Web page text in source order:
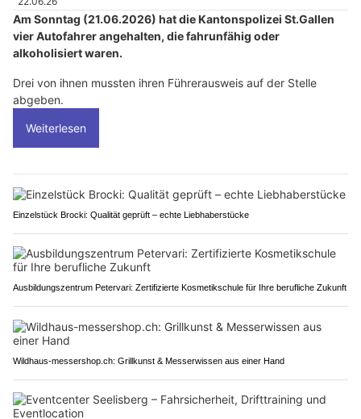
Am Sonntag (21.06.2026) hat die Kantonspolizei St.Gallen
vier Autofahrer angehalten, die fahrunfähig oder
alkoholisiert waren.
Drei von ihnen mussten ihren Führerausweis auf der Stelle
abgeben.
Weiterlesen
Einzelstück Brocki: Qualität geprüft – echte Liebhaberstücke
Ausbildungszentrum Petervari: Zertifizierte Kosmetikschule für Ihre berufliche Zukunft
Wildhaus-messershop.ch: Grillkunst & Messerwissen aus einer Hand